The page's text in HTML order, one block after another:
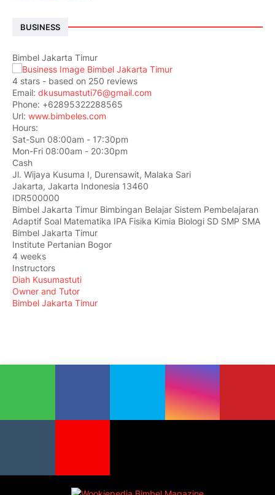
BUSINESS
Bimbel Jakarta Timur
4 stars - based on 250 reviews
Email: dkusumastuti76@gmail.com
Phone: +62895322288565
Url: www.bimbeles.com
Hours:
Sat-Sun 08:00am - 17:30pm
Mon-Fri 08:00am - 20:30pm
Cash
Jl. Wijaya Kusuma I, Durensawit, Malaka Sari
Jakarta, Jakarta Indonesia 13460
IDR500000
Bimbel Jakarta Timur Bimbingan Belajar Sistem Pembelajaran
Adaptif Soal Matematika IPA Fisika Kimia Biologi SD SMP SMA
Bimbel Jakarta Timur
Institute Pertanian Bogor
4 weeks
Instructors
Diah Kusumastuti
Owner and Tutor
Bimbel Jakarta Timur